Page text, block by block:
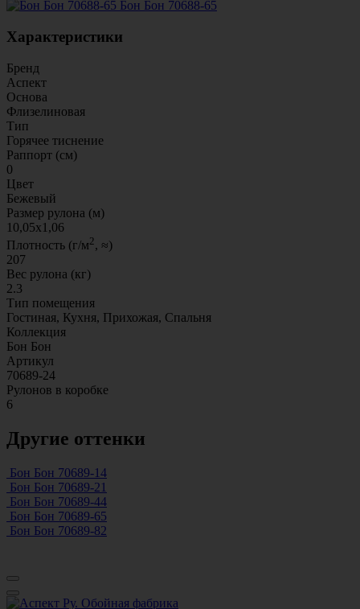
Бон Бон 70688-65
Характеристики
Бренд
Аспект
Основа
Флизелиновая
Тип
Горячее тиснение
Раппорт (см)
0
Цвет
Бежевый
Размер рулона (м)
10,05x1,06
Плотность (г/м2, ≈)
207
Вес рулона (кг)
2.3
Тип помещения
Гостиная, Кухня, Прихожая, Спальня
Коллекция
Бон Бон
Артикул
70689-24
Рулонов в коробке
6
Другие оттенки
Бон Бон 70689-14
Бон Бон 70689-21
Бон Бон 70689-44
Бон Бон 70689-65
Бон Бон 70689-82